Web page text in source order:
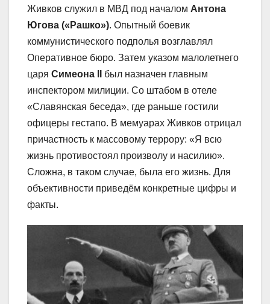
Живков служил в МВД под началом Антона
Югова («Рашко»). Опытный боевик
коммунистического подполья возглавлял
Оперативное бюро. Затем указом малолетнего
царя Симеона II
был назначен главным
инспектором милиции. Со штабом в отеле
«Славянская беседа», где раньше гостили
офицеры гестапо. В мемуарах Живков отрицал
причастность к массовому террору: «Я всю
жизнь противостоял произволу и насилию».
Сложна, в таком случае, была его жизнь. Для
объективности приведём конкретные цифры и
факты.